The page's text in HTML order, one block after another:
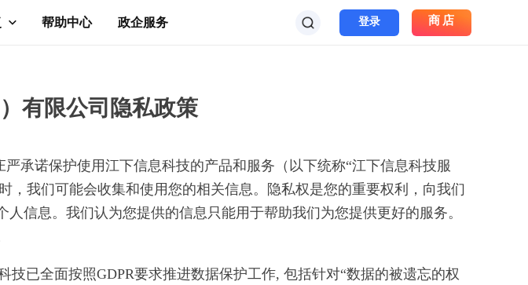
帮助中心 政企服务 登录 商店
有限公司隐私政策
承诺保护使用江下信息科技的产品和服务（以下统称“江下信息科技服
，我们可能会收集和使用您的相关信息。隐私权是您的重要权利，向我们
信息。我们认为您提供的信息只能用于帮助我们为您提供更好的服务。
已全面按照GDPR要求推进数据保护工作, 包括针对“数据的被遗忘的权